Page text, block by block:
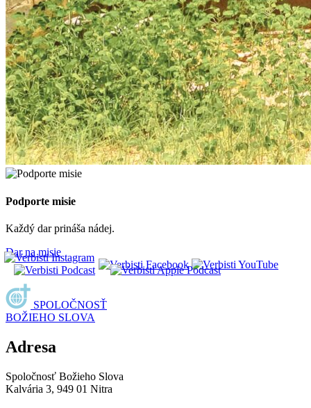
Podporte misie
Každý dar prináša nádej.
Dar na misie
SPOLOČNOSŤ
BOŽIEHO SLOVA
Adresa
Spoločnosť Božieho Slova
Kalvária 3, 949 01 Nitra